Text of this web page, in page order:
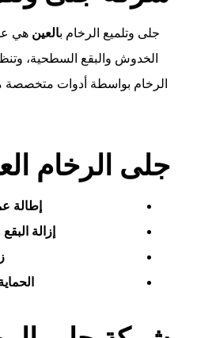
جلى وتلميع الرخام بالعين هي
الخدوش والبقع السطحية،
الرخام بواسطة أدوات متخصصة
جلى الرخام
إطالة
إزالة